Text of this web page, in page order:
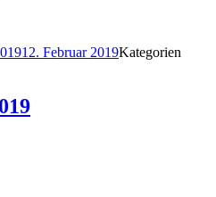
12. Februar 2019Kategorien